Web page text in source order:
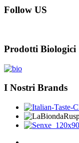
Follow US
Prodotti Biologici
I Nostri Brands